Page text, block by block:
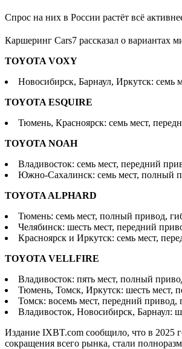
Спрос на них в России растёт всё
Каршеринг Cars7 рассказал о вариантах
TOYOTA VOXY
Новосибирск, Барнаул, Иркутск: семь
TOYOTA ESQUIRE
Тюмень, Красноярск: семь мест,
TOYOTA NOAH
Владивосток: семь мест, передний
Южно-Сахалинск: семь мест, полный
TOYOTA ALPHARD
Тюмень: семь мест, полный привод,
Челябинск: шесть мест, передний
Красноярск и Иркутск: семь мест,
TOYOTA VELLFIRE
Владивосток: пять мест, полный
Тюмень, Томск, Иркутск: шесть мест,
Томск: восемь мест, передний привод,
Владивосток, Новосибирск, Барнаул:
Издание IXBT.com сообщило, что в 2025
сокращения всего рынка, стали